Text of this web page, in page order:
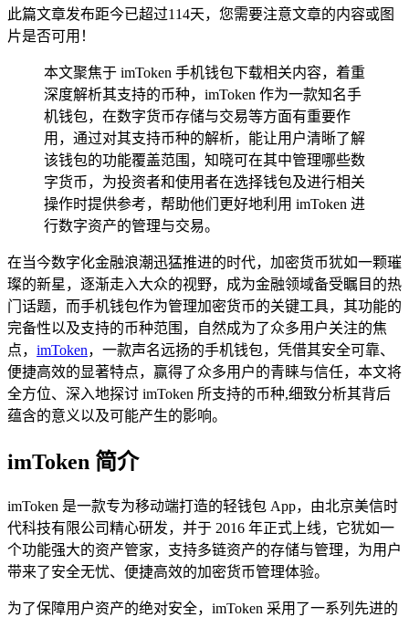
此篇文章发布距今已超过114天，您需要注意文章的内容或图
片是否可用！
本文聚焦于 imToken 手机钱包下载相关内容，着重
深度解析其支持的币种，imToken 作为一款知名手
机钱包，在数字货币存储与交易等方面有重要作
用，通过对其支持币种的解析，能让用户清晰了解
该钱包的功能覆盖范围，知晓可在其中管理哪些数
字货币，为投资者和使用者在选择钱包及进行相关
操作时提供参考，帮助他们更好地利用 imToken 进
行数字资产的管理与交易。
在当今数字化金融浪潮迅猛推进的时代，加密货币犹如一颗璀
璨的新星，逐渐走入大众的视野，成为金融领域备受瞩目的热
门话题，而手机钱包作为管理加密货币的关键工具，其功能的
完备性以及支持的币种范围，自然成为了众多用户关注的焦
点， imToken，一款声名远扬的手机钱包，凭借其安全可靠、
便捷高效的显著特点，赢得了众多用户的青睐与信任，本文将
全方位、深入地探讨 imToken 所支持的币种,细致分析其背后
蕴含的意义以及可能产生的影响。
imToken 简介
imToken 是一款专为移动端打造的轻钱包 App，由北京美信时
代科技有限公司精心研发，并于 2016 年正式上线，它犹如一
个功能强大的资产管家，支持多链资产的存储与管理，为用户
带来了安全无忧、便捷高效的加密货币管理体验。
为了保障用户资产的绝对安全，imToken 采用了一系列先进的